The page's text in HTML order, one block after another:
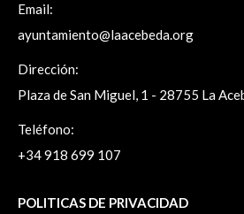
Email:
ayuntamiento@laacebeda.org
Dirección:
Plaza de San Miguel, 1 - 28755 La
Teléfono:
+34 918 699 107
POLITICAS DE PRIVACIDAD